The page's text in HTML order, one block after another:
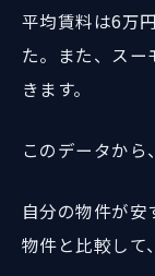
平均賃料は6万
た。また、スー
きます。
このデータから、
自分の物件が
物件と比較して